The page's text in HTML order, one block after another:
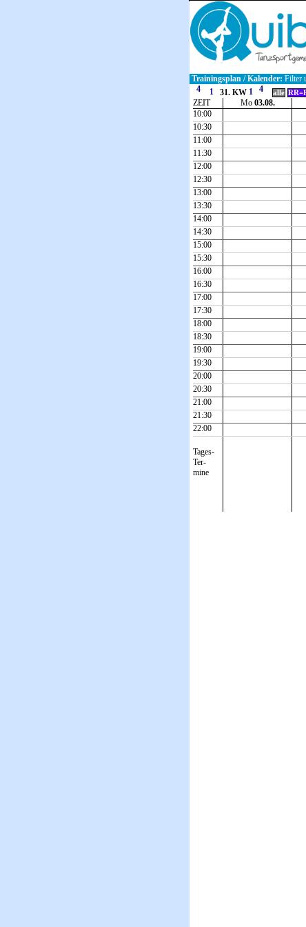
Trainingsplan / Kalender: Filter
31. KW
alle
ZEIT Mo 03.08.
10:00
10:30
11:00
11:30
12:00
12:30
13:00
13:30
14:00
14:30
15:00
15:30
16:00
16:30
17:00
17:30
18:00
18:30
19:00
19:30
20:00
20:30
21:00
21:30
22:00
Tages-
Ter-
mine